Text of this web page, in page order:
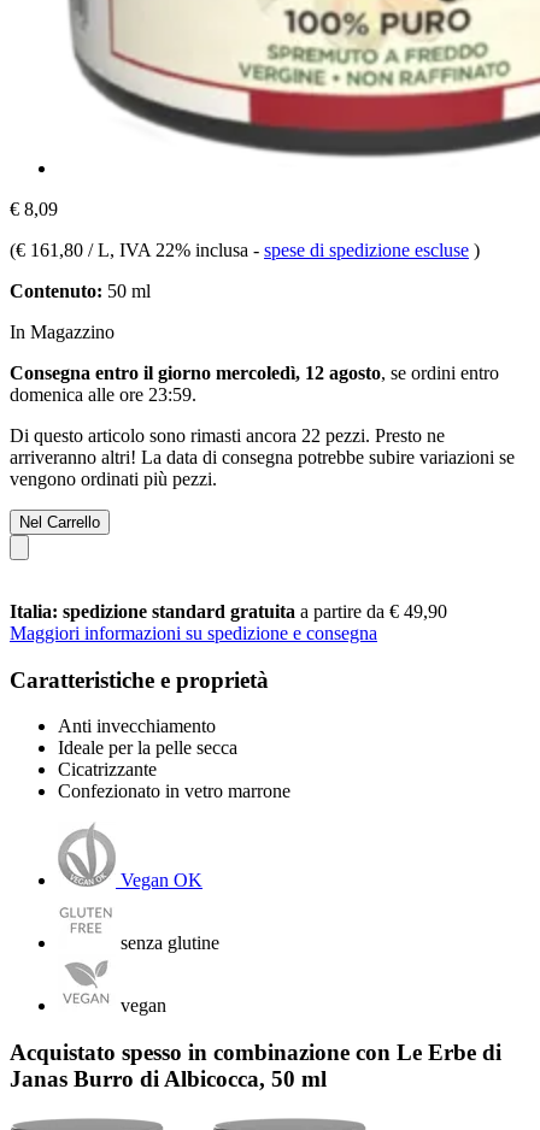
€ 8,09
(€ 161,80 / L, IVA 22% inclusa - spese di spedizione escluse )
Contenuto: 50 ml
In Magazzino
Consegna entro il giorno mercoledì, 12 agosto, se ordini entro
domenica alle ore 23:59.
Di questo articolo sono rimasti ancora 22 pezzi. Presto ne
arriveranno altri! La data di consegna potrebbe subire variazioni se
vengono ordinati più pezzi.
Nel Carrello
Italia: spedizione standard gratuita a partire da € 49,90
Maggiori informazioni su spedizione e consegna
Caratteristiche e proprietà
Anti invecchiamento
Ideale per la pelle secca
Cicatrizzante
Confezionato in vetro marrone
Vegan OK
senza glutine
vegan
Acquistato spesso in combinazione con Le Erbe di
Janas Burro di Albicocca, 50 ml